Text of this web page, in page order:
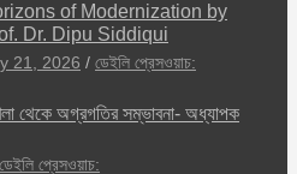
of Modernization by
Dr. Dipu Siddiqui
21, 2026 ডেইলি প্রেসওয়াচ:
থেকে অগ্রগতির সম্ভাবনা- অধ্যাপক
ডেইলি প্রেসওয়াচ: